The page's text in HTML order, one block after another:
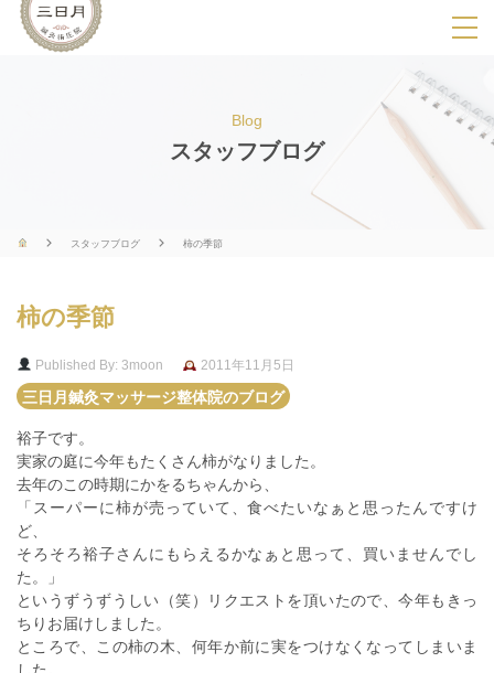
SPメニ
ー
展
用
ボ
Blog
スタッフブログ
スタッフブログ 柿の季節
柿の季節
Published By: 3moon
2011年11月5日
三日月鍼灸マッサージ整体院のブログ
裕子です。
実家の庭に今年もたくさん柿がなりました。
去年のこの時期にかをるちゃんから、
「スーパーに柿が売っていて、食べたいなぁと思ったんですけ
ど、
そろそろ裕子さんにもらえるかなぁと思って、買いませんでし
た。」
というずうずうしい（笑）リクエストを頂いたので、今年もきっ
ちりお届けしました。
ところで、この柿の木、何年か前に実をつけなくなってしまいま